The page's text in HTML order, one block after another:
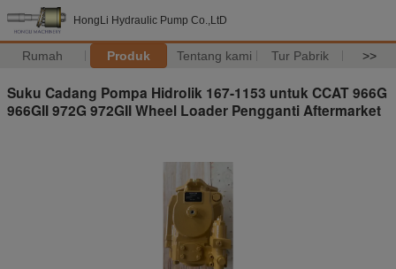
HongLi Hydraulic Pump Co.,LtD
Rumah Produk Tentang kami Tur Pabrik >>
Suku Cadang Pompa Hidrolik 167-1153 untuk CCAT 966G
966GII 972G 972GII Wheel Loader Pengganti Aftermarket